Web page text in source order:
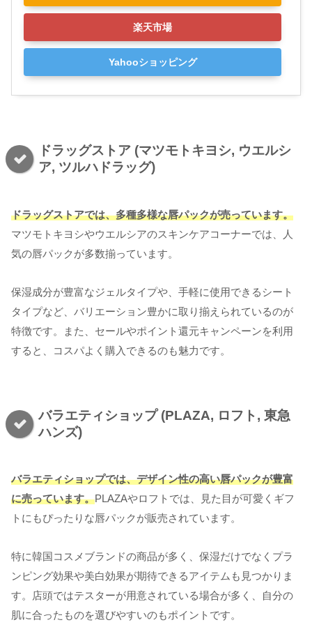
楽天市場
Yahooショッピング
ドラッグストア (マツモトキヨシ, ウエルシ
ア, ツルハドラッグ)
ドラッグストアでは、多種多様な唇パックが売っています。
マツモトキヨシやウエルシアのスキンケアコーナーでは、人
気の唇パックが多数揃っています。
保湿成分が豊富なジェルタイプや、手軽に使用できるシート
タイプなど、バリエーション豊かに取り揃えられているのが
特徴です。また、セールやポイント還元キャンペーンを利用
すると、コスパよく購入できるのも魅力です。
バラエティショップ (PLAZA, ロフト, 東急
ハンズ)
バラエティショップでは、デザイン性の高い唇パックが豊富
に売っています。PLAZAやロフトでは、見た目が可愛くギフ
トにもぴったりな唇パックが販売されています。
特に韓国コスメブランドの商品が多く、保湿だけでなくプラ
ンピング効果や美白効果が期待できるアイテムも見つかりま
す。店頭ではテスターが用意されている場合が多く、自分の
肌に合ったものを選びやすいのもポイントです。